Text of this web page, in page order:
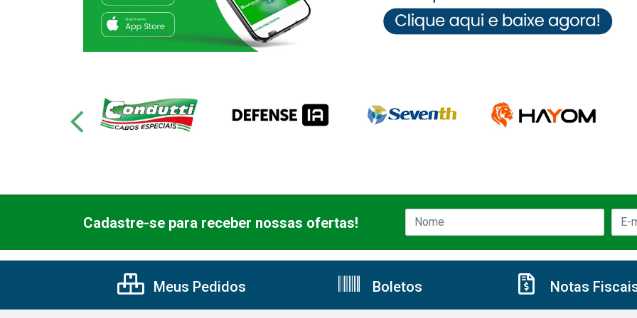
Cadastre-se para receber nossas ofertas!
Meus Pedidos Boletos Notas